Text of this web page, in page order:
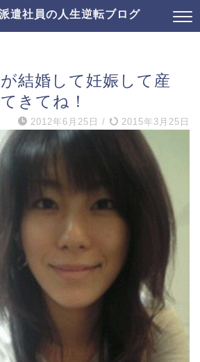
遣社員の人生逆転ブログ
結婚して妊娠して産
きてね！
2012年6月25日 / 2015年3月25日